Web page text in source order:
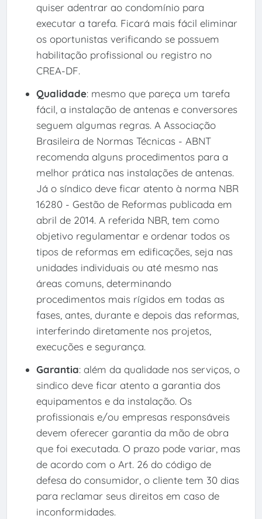
quiser adentrar ao condomínio para
executar a tarefa. Ficará mais fácil eliminar
os oportunistas verificando se possuem
habilitação profissional ou registro no
CREA-DF.
Qualidade: mesmo que pareça um tarefa
fácil, a instalação de antenas e conversores
seguem algumas regras. A Associação
Brasileira de Normas Técnicas - ABNT
recomenda alguns procedimentos para a
melhor prática nas instalações de antenas.
Já o síndico deve ficar atento à norma NBR
16280 - Gestão de Reformas publicada em
abril de 2014. A referida NBR, tem como
objetivo regulamentar e ordenar todos os
tipos de reformas em edificações, seja nas
unidades individuais ou até mesmo nas
áreas comuns, determinando
procedimentos mais rígidos em todas as
fases, antes, durante e depois das reformas,
interferindo diretamente nos projetos,
execuções e segurança.
Garantia: além da qualidade nos serviços, o
sindico deve ficar atento a garantia dos
equipamentos e da instalação. Os
profissionais e/ou empresas responsáveis
devem oferecer garantia da mão de obra
que foi executada. O prazo pode variar, mas
de acordo com o Art. 26 do código de
defesa do consumidor, o cliente tem 30 dias
para reclamar seus direitos em caso de
inconformidades.